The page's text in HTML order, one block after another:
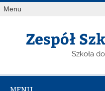
Menu
Zespół
Szkoła